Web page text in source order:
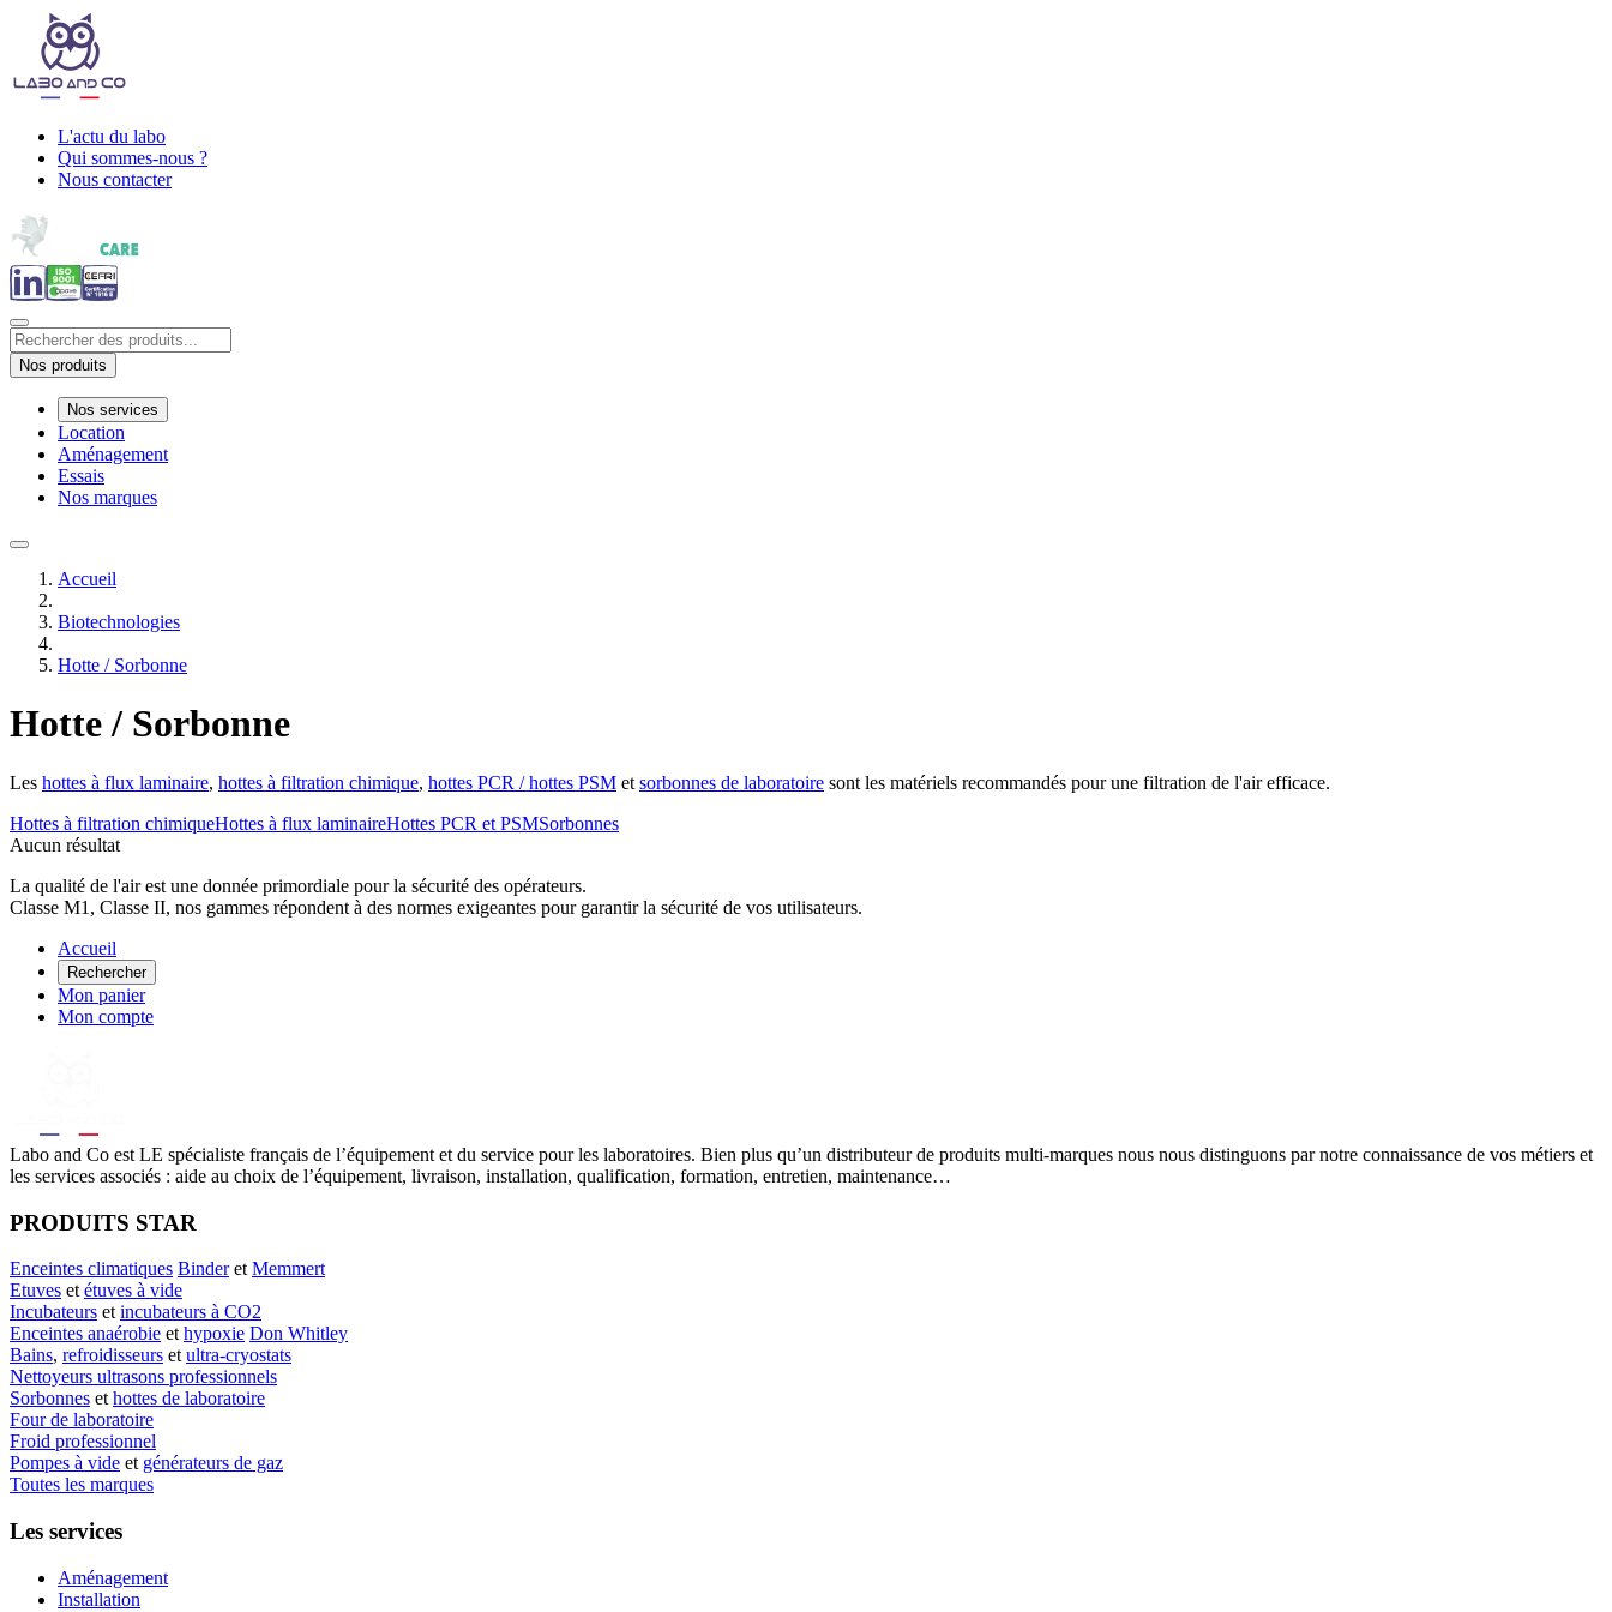
L'actu du labo
Qui sommes-nous ?
Nous contacter
Nos produits
Nos services
Location
Aménagement
Essais
Nos marques
Accueil
Biotechnologies
Hotte / Sorbonne
Hotte / Sorbonne
Les hottes à flux laminaire, hottes à filtration chimique, hottes PCR / hottes PSM et sorbonnes de laboratoire sont les matériels recommandés pour une filtration de l'air efficace.
Hottes à filtration chimiqueHottes à flux laminaireHottes PCR et PSMSorbonnes
Aucun résultat
La qualité de l'air est une donnée primordiale pour la sécurité des opérateurs.
Classe M1, Classe II, nos gammes répondent à des normes exigeantes pour garantir la sécurité de vos utilisateurs.
Accueil
Rechercher
Mon panier
Mon compte
Labo and Co est LE spécialiste français de l’équipement et du service pour les laboratoires. Bien plus qu’un distributeur de produits multi-marques nous nous distinguons par notre connaissance de vos métiers et
les services associés : aide au choix de l’équipement, livraison, installation, qualification, formation, entretien, maintenance…
PRODUITS STAR
Enceintes climatiques Binderet Memmert
Etuves et étuves à vide
Incubateurs et incubateurs à CO2
Enceintes anaérobie et hypoxie Don Whitley
Bains, refroidisseurs et ultra-cryostats
Nettoyeurs ultrasons professionnels
Sorbonnes et hottes de laboratoire
Four de laboratoire
Froid professionnel
Pompes à vide et générateurs de gaz
Toutes les marques
Les services
Aménagement
Installation